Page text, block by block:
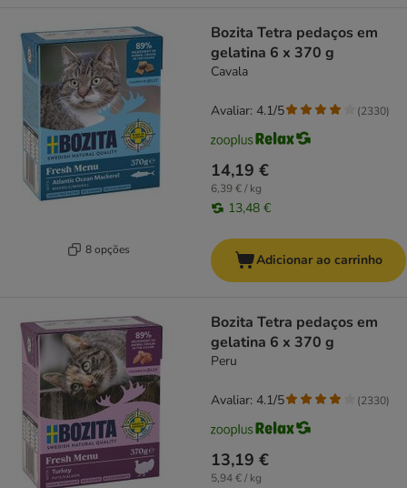
8 opções
Bozita Tetra pedaços em
gelatina 6 x 370 g
Cavala
14,19 €
6,39 € / kg
13,48 €
Avaliar: 4.1/5 (2330)
Adicionar ao carrinho
Bozita Tetra pedaços em
gelatina 6 x 370 g
Peru
13,19 €
5,94 € / kg
Avaliar: 4.1/5 (2330)